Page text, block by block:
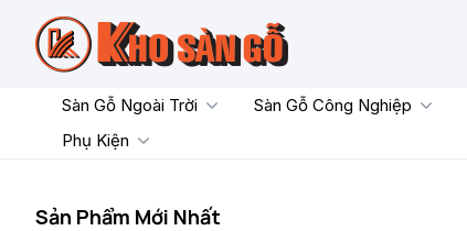
content
Sàn Gỗ Ngoài Trời Sàn Gỗ Công Nghiệp
Phụ Kiện
Sản Phẩm Mới Nhất